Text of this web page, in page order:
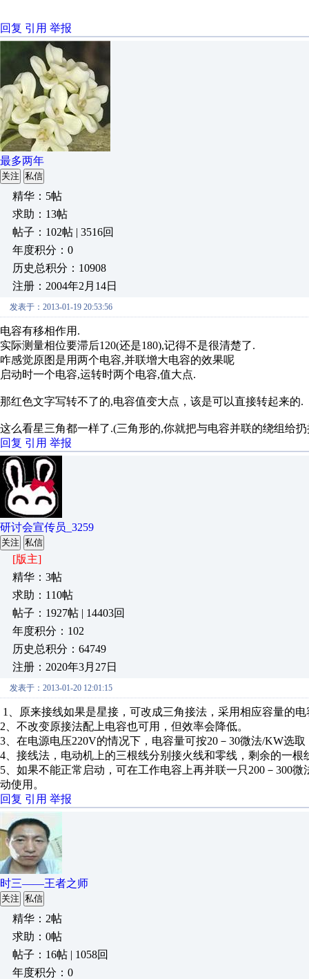
回复 引用 举报
最多两年
关注 私信
精华：5帖
求助：13帖
帖子：102帖 | 3516回
年度积分：0
历史总积分：10908
注册：2004年2月14日
发表于：2013-01-19 20:53:56
电容有移相作用.
实际测量相位要滞后120(还是180),记得不是很清楚了.
咋感觉原图是用两个电容,并联增大电容的效果呢
启动时一个电容,运转时两个电容,值大点.
那红色文字写转不了的,电容值变大点，该是可以直接转起来的.
这么看星三角都一样了.(三角形的,你就把与电容并联的绕组给
回复 引用 举报
研讨会宣传员_3259
关注 私信
[版主]
精华：3帖
求助：110帖
帖子：1927帖 | 14403回
年度积分：102
历史总积分：64749
注册：2020年3月27日
发表于：2013-01-20 12:01:15
1、原来接线如果是星接，可改成三角接法，采用相应容量的
2、不改变原接法配上电容也可用，但效率会降低。
3、在电源电压220V的情况下，电容量可按20－30微法/KW选
4、接线法，电动机上的三根线分别接火线和零线，剩余的一
5、如果不能正常启动，可在工作电容上再并联一只200－300
动使用。
回复 引用 举报
时三——王者之师
关注 私信
精华：2帖
求助：0帖
帖子：16帖 | 1058回
年度积分：0